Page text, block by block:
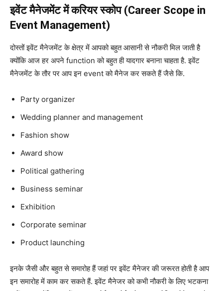
इवेंट मैनेजमेंट में करियर स्कोप (Career Scope in
Event Management)
दोस्तों इवेंट मैनेजमेंट के क्षेत्र में आपको बहुत आसानी से नौकरी मिल जाती है
क्योंकि आज हर अपने function को बहुत ही यादगार बनाना चाहता है.इवेंट
मैनेजमेंट के तौर पर आप इन event को मैनेज कर सकते हैं जैसे कि.
Party organizer
Wedding planner and management
Fashion show
Award show
Political gathering
Business seminar
Exhibition
Corporate seminar
Product launching
इनके जैसी और बहुत से समारोह हैं जहां पर इवेंट मैनेजर की जरूरत होती है आप
इन समारोह में काम कर सकते हैं. इवेंट मैनेजर को कभी नौकरी के लिए भटकना